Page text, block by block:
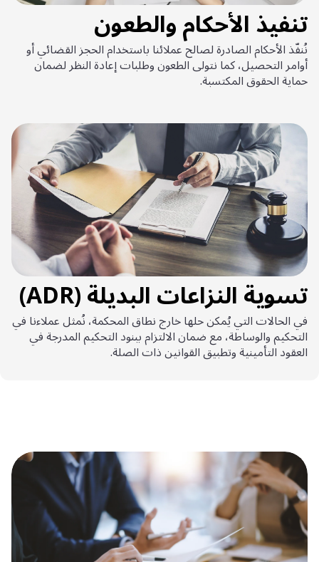
تنفيذ الأحكام والطعون
نُنفّذ الأحكام الصادرة لصالح عملائنا باستخدام الحجز القضائي أو
أوامر التحصيل، كما نتولى الطعون وطلبات إعادة النظر لضمان
حماية الحقوق المكتسبة.
تسوية النزاعات البديلة (ADR)
في الحالات التي يُمكن حلها خارج نطاق المحكمة، نُمثل عملاءنا في
التحكيم والوساطة، مع ضمان الالتزام ببنود التحكيم المدرجة في
العقود التأمينية وتطبيق القوانين ذات الصلة.